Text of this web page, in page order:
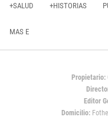
+SALUD +HISTORIAS
MAS E
Propietario:
Editor
Domicilio: